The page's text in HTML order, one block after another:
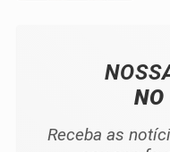
NO
Receba as